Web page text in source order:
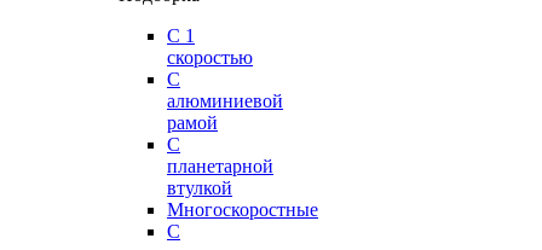
С 1
скоростью
С
алюминиевой
рамой
С
планетарной
втулкой
Многоскоростные
С